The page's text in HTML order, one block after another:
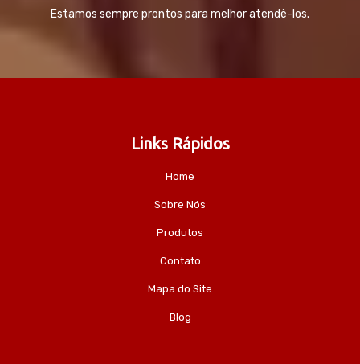
Estamos sempre prontos para melhor atendê-los.
Links Rápidos
Home
Sobre Nós
Produtos
Contato
Mapa do Site
Blog